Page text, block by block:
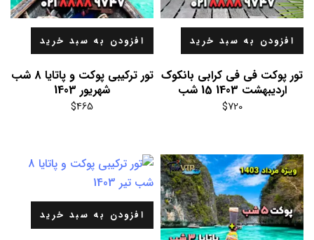
افزودن به سبد خرید
تور پوکت فی فی کرابی بانکوک
اردیبهشت 1403 15 شب
$720
افزودن به سبد خرید
تور ترکیبی پوکت و پاتایا 8 شب
شهریور 1403
$465
افزودن به سبد خرید